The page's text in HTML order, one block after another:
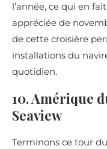
l’année, ce qui en
appréciée de
de cette croisière
installations du
quotidien.
10. Amérique
Seaview
Terminons ce tour